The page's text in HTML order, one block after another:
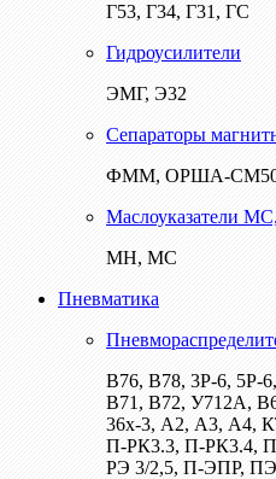
Г53, Г34, Г31, ГС
Гидроусилители
ЭМГ, Э32
Сепараторы
ФММ, ОРША-
Маслоуказатели
МН, МС
Пневматика
В76, В78, 3Р-6, 5Р-
В71, В72, У712А,
36х-3, А2, А3, А4,
П-РК3.3, П-РК3.4,
РЭ 3/2,5, П-ЭПР,